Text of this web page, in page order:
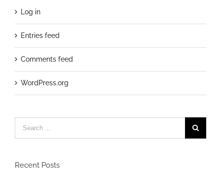
Log in
Entries feed
Comments feed
WordPress.org
for:
Recent Posts